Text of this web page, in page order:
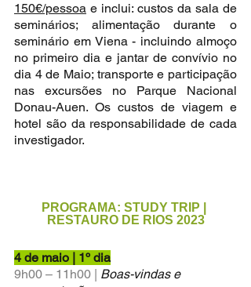
150€/pessoa e inclui: custos da sala de
seminários; alimentação durante o
seminário em Viena - incluindo almoço
no primeiro dia e jantar de convívio no
dia 4 de Maio; transporte e participação
nas excursões no Parque Nacional
Donau-Auen. Os custos de viagem e
hotel são da responsabilidade de cada
investigador.
PROGRAMA: STUDY TRIP |
RESTAURO DE RIOS 2023
4 de maio | 1º dia
9h00 – 11h00 | Boas-vindas e